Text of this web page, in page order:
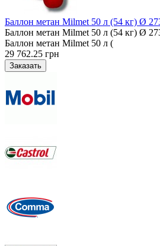
Баллон метан Milmet 50 л (54 кг) Ø
Баллон метан Milmet 50 л (54 кг) Ø
Баллон метан Milmet 50 л (
29 762.25 грн